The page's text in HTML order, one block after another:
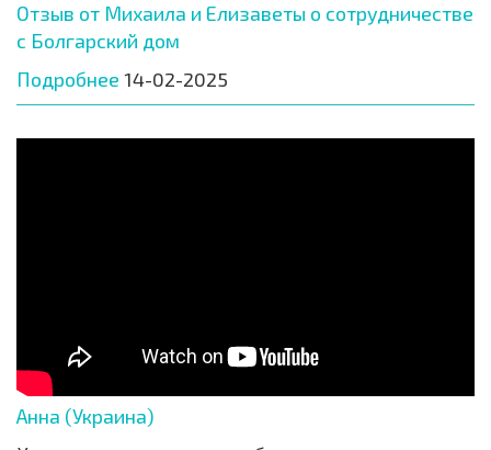
Отзыв от Михаила и Елизаветы о сотрудничестве
с Болгарский дом
Подробнее 14-02-2025
Анна (Украина)